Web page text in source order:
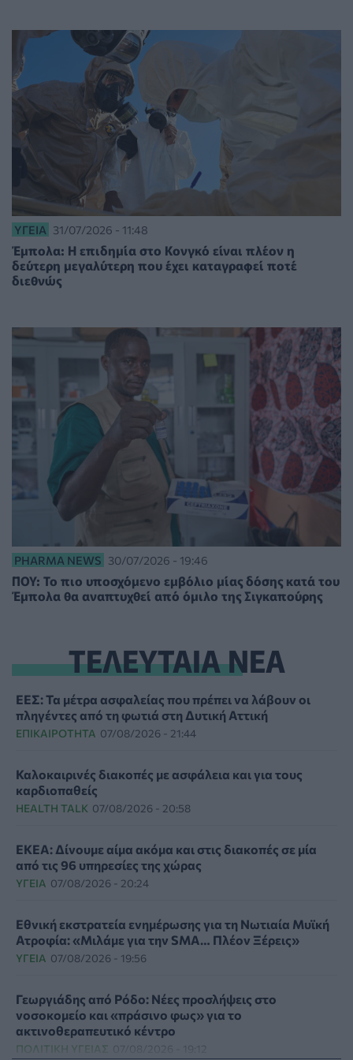
ΥΓΕΊΑ 31/07/2026 - 11:48
Έμπολα: Η επιδημία στο Κονγκό είναι πλέον η
δεύτερη μεγαλύτερη που έχει καταγραφεί ποτέ
διεθνώς
PHARMA NEWS 30/07/2026 - 19:46
ΠΟΥ: Το πιο υποσχόμενο εμβόλιο μίας δόσης κατά του
Έμπολα θα αναπτυχθεί από όμιλο της Σιγκαπούρης
ΤΕΛΕΥΤΑΙΑ ΝΕΑ
ΕΕΣ: Τα μέτρα ασφαλείας που πρέπει να λάβουν οι
πληγέντες από τη φωτιά στη Δυτική Αττική
ΕΠΙΚΑΙΡΌΤΗΤΑ 07/08/2026 - 21:44
Καλοκαιρινές διακοπές με ασφάλεια και για τους
καρδιοπαθείς
HEALTH TALK 07/08/2026 - 20:58
ΕΚΕΑ: Δίνουμε αίμα ακόμα και στις διακοπές σε μία
από τις 96 υπηρεσίες της χώρας
ΥΓΕΊΑ 07/08/2026 - 20:24
Εθνική εκστρατεία ενημέρωσης για τη Νωτιαία Μυϊκή
Ατροφία: «Μιλάμε για την SMA… Πλέον Ξέρεις»
ΥΓΕΊΑ 07/08/2026 - 19:56
Γεωργιάδης από Ρόδο: Νέες προσλήψεις στο
νοσοκομείο και «πράσινο φως» για το
ακτινοθεραπευτικό κέντρο
ΠΟΛΙΤΙΚΉ ΥΓΕΊΑΣ 07/08/2026 - 19:12